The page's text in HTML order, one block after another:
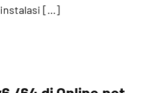
instalasi […]